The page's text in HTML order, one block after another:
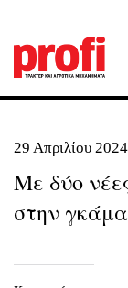
29 Απριλίου 2024
Με δύο
στην